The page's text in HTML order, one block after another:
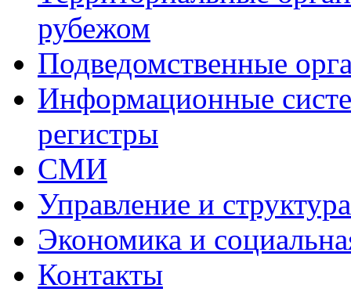
рубежом
Подведомственные
Информационные
регистры
СМИ
Управление и
Экономика и
Контакты